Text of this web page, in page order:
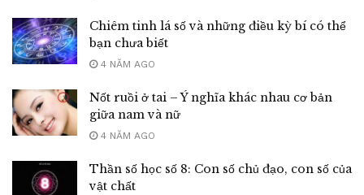
Chiêm tinh lá số và những điều kỳ bí có thể
bạn chưa biết
4 NĂM AGO
Nốt ruồi ở tai – Ý nghĩa khác nhau cơ bản
giữa nam và nữ
4 NĂM AGO
Thần số học số 8: Con số chủ đạo, con số của
vật chất